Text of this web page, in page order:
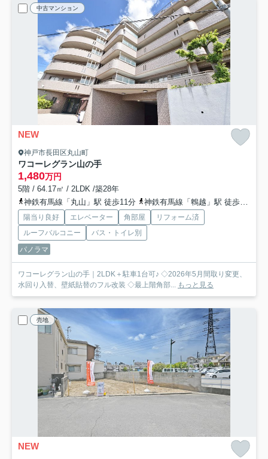
中古マンション
NEW
神戸市長田区丸山町
ワコーレグラン山の手
1,480万円
5階 / 64.17㎡ / 2LDK /築28年
神鉄有馬線「丸山」駅 徒歩11分
神鉄有馬線「鵯越」駅 徒歩18分
陽当り良好 エレベーター 角部屋
リフォーム済
ルーフバルコニー
バス・トイレ別
パノラマ
ワコーレグラン山の手｜2LDK＋駐車1台可♪ ◇2026年5月間取り変更、
水回り入替、壁紙貼替のフル改装 ◇最上階角部... もっと見る
売地
NEW